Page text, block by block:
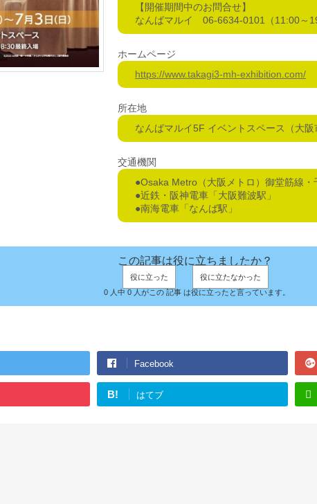
【開催期間中のお問合せ】
なんばマルイ 06-6634-0101（11:00～
ホームページ
https://www.takagi3-mh-exhibition.com/
所在地
なんばマルイ5F イベントスペース（大阪
交通機関
●Osaka Metro（大阪メトロ）御堂筋線・
●近鉄・阪神電車「大阪難波駅」
●南海電車「なんば駅」
この記事は役に立ちましたか？
役に立った
役に立たなかった
0 人中 0 人がこの 記事 は役に立ったと言っています。
Facebook
B! はてブ